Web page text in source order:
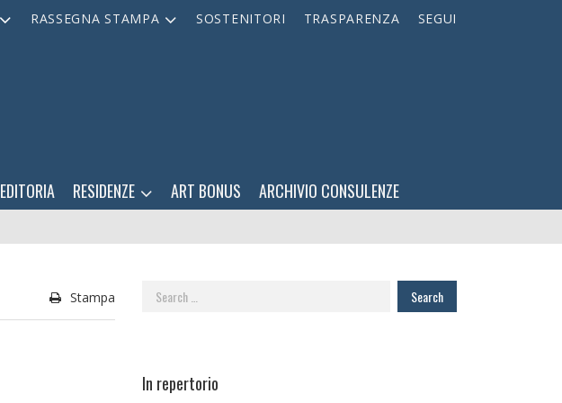
RASSEGNA STAMPA SOSTENITORI TRASPARENZA SEGUI
EDITORIA RESIDENZE ART BONUS ARCHIVIO CONSULENZE
Stampa
Search
for:
In repertorio